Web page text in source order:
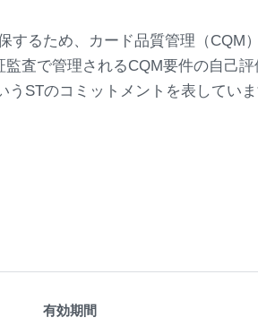
るため、カード品質管理（CQM
査で管理されるCQM要件の自己評
STのコミットメントを表していま
有効期間